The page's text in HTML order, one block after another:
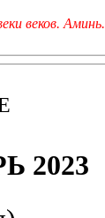
веков. Аминь.
2023